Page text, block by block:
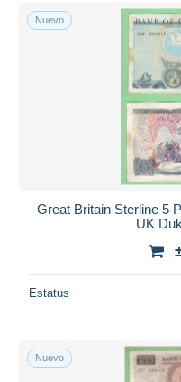
Sólo con descuento
Envío gratis
Métodos de pago
PayPal
Mastercard
Bancontact
iDeal
Maestro
Residencia del
Nuevo
Great Britain Sterline 5
UK
Estatus
Nuevo